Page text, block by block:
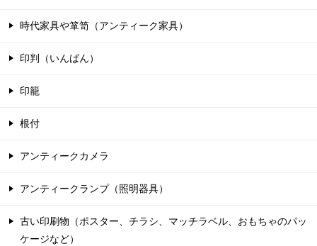
時代家具や箪笥（アンティーク家具）
印判（いんばん）
印籠
根付
アンティークカメラ
アンティークランプ（照明器具）
古い印刷物（ポスター、チラシ、マッチラベル、おもちゃのパッ
ケージなど）